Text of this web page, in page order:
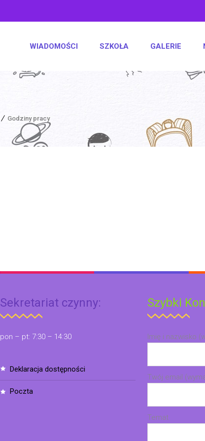
WIADOMOŚCI SZKOŁA GALERIE
Godziny pracy
Sekretariat czynny:
pon – pt: 7:30 – 14:30
deklaracja dostępności
poczta
Szybki
Imię i nazwisko
Twój email
Temat